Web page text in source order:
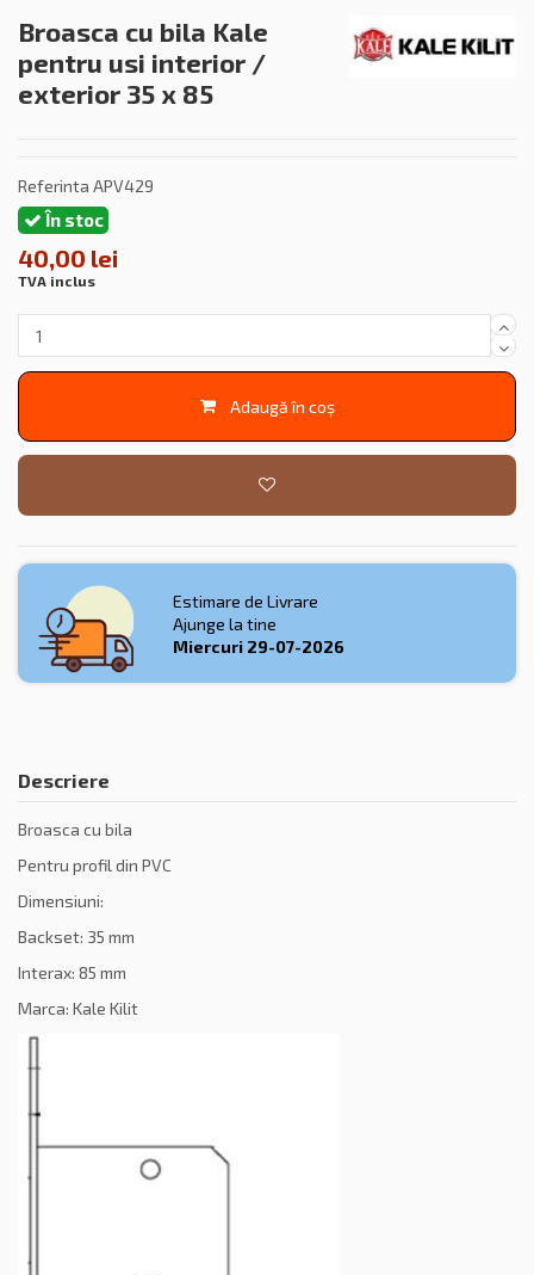
Broasca cu bila Kale
pentru usi interior /
exterior 35 x 85
Referinta APV429
În stoc
40,00 lei
TVA inclus
Adaugă în coș
Estimare de Livrare
Ajunge la tine
Miercuri 29-07-2026
Descriere
Broasca cu bila
Pentru profil din PVC
Dimensiuni:
Backset: 35 mm
Interax: 85 mm
Marca: Kale Kilit